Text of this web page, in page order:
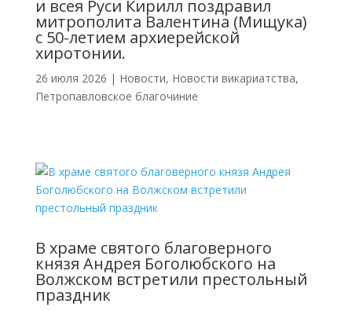
и всея Руси Кирилл поздравил
митрополита Валентина (Мищука)
с 50-летием архиерейской
хиротонии.
26 июля 2026 | Новости, Новости викариатства,
Петропавловское благочиние
В храме святого благоверного
князя Андрея Боголюбского на
Волжском встретили престольный
праздник